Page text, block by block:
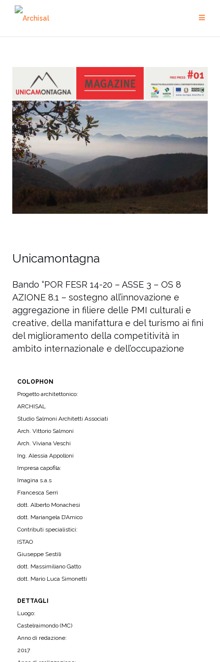
Unicamontagna
Bando “POR FESR 14-20 – ASSE 3 – OS 8
AZIONE 8.1 – sostegno all’innovazione e
aggregazione in filiere delle PMI culturali e
creative, della manifattura e del turismo ai fini
del miglioramento della competitività in
ambito internazionale e dell’occupazione
COLOPHON
Progetto architettonico:
ARCHISAL
Studio Salmoni Architetti Associati
Arch. Vittorio Salmoni
Arch. Viviana Veschi
Ing. Alessia Appolloni
Impresa capofila:
Imagina s.a.s
Francesca Serri
dott. Alberto Monachesi
dott. Mariangela D’Amico
Contributi specialistici:
ISTAO
Giuseppe Sestili
dott. Massimiliano Gatto
dott. Mario Luca Simonetti
DETTAGLI
Luogo:
Castelraimondo (MC)
Anno di redazione:
2017